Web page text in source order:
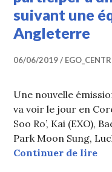
suivant une
Angleterre
06/06/2019
Une nouvelle
va voir le jour en
Soo Ro’, Kai (EXO),
Park Moon Sung,
Continuer de lire